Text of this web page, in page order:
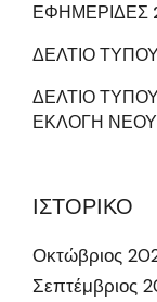
ΕΦΗΜΕΡΙΔΕΣ
ΔΕΛΤΙΟ
ΔΕΛΤΙΟ
ΕΚΛΟΓΗ ΝΕΟΥ
ΙΣΤΟΡΙΚΟ
Οκτώβριος
Σεπτέμβριος